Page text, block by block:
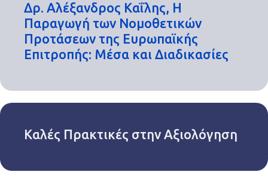
Δρ. Αλέξανδρος Καΐλης, Η
Παραγωγή των Νομοθετικών
Προτάσεων της Ευρωπαϊκής
Επιτροπής: Μέσα και Διαδικασίες
Καλές Πρακτικές στην Αξιολόγηση